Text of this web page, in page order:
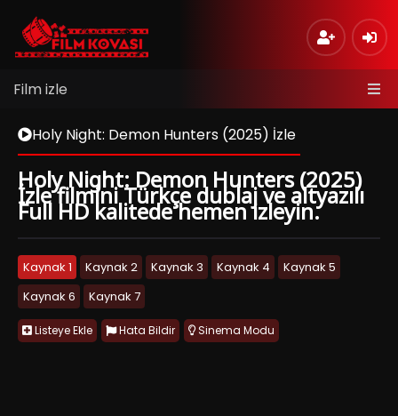
Film izle
Holy Night: Demon Hunters (2025) İzle
Holy Night: Demon Hunters (2025)
İzle filmini Türkçe dublaj ve altyazılı
Full HD kalitede hemen izleyin.
Kaynak 1 Kaynak 2 Kaynak 3 Kaynak 4
Kaynak 5
Kaynak 6
Kaynak 7
Listeye Ekle Hata Bildir Sinema Modu